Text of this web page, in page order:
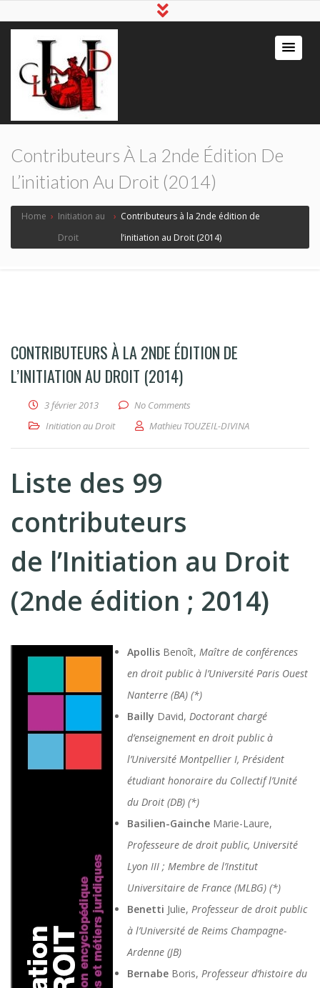
Contributeurs À La 2nde Édition De
L’initiation Au Droit (2014)
Home › Initiation au
Droit
› Contributeurs à la 2nde édition de
l’initiation au Droit (2014)
CONTRIBUTEURS À LA 2NDE ÉDITION DE
L’INITIATION AU DROIT (2014)
3 février 2013
No Comments
Initiation au Droit
Mathieu TOUZEIL-DIVINA
Liste des 99
contributeurs
de l’Initiation au Droit
(2nde édition ; 2014)
Apollis Benoît, Maître de conférences
en droit public à l’Université Paris Ouest
Nanterre (BA) (*)
Bailly David, Doctorant chargé
d’enseignement en droit public à
l’Université Montpellier I, Président
étudiant honoraire du Collectif l’Unité
du Droit (DB) (*)
Basilien-Gainche Marie-Laure,
Professeure de droit public, Université
Lyon III ; Membre de l’Institut
Universitaire de France (MLBG) (*)
Benetti Julie, Professeur de droit public
à l’Université de Reims Champagne-
Ardenne (JB)
Bernabe Boris, Professeur d’histoire du